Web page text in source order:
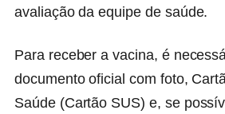
avaliação da equipe de saúde.
Para receber a vacina, é
documento oficial com foto,
Saúde (Cartão SUS) e, se